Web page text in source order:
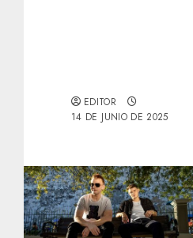
EDITOR
14 DE JUNIO DE 2025